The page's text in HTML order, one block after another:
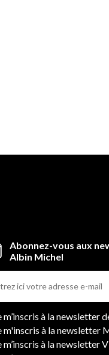
Abonnez-vous aux
Albin Michel
m’inscris à la newsletter
m'inscris à la newsletter
m’inscris à la newsletter